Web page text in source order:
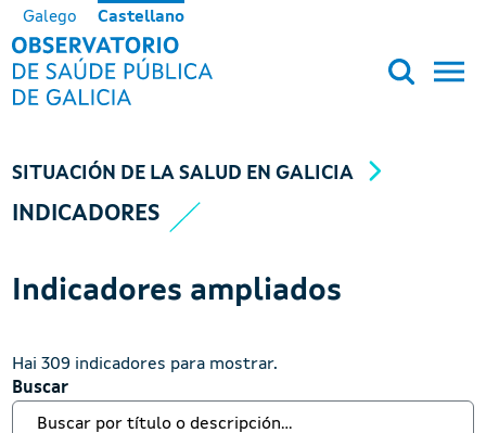
Pasar al contenido principal
Galego Castellano
OBSERVATORIO DE SALUD
SITUACIÓN DE LA SALUD EN GALICIA
INDICADORES
Indicadores ampliados
Hai 309 indicadores para mostrar.
Buscar
Buscar